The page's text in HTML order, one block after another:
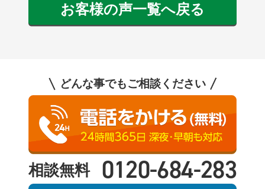
お客様の声一覧へ戻る
どんな事でもご相談ください
相談無料 0120-684-283